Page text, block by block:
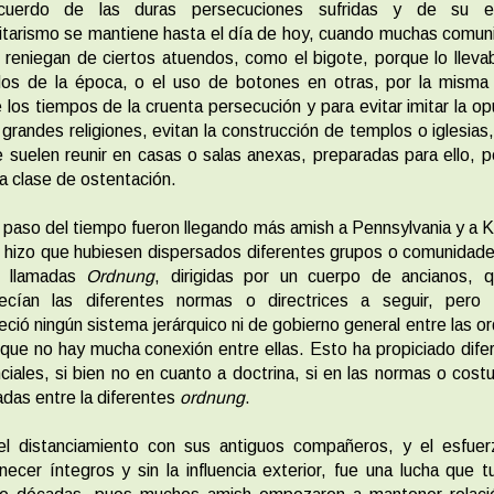
de las duras persecuciones sufridas y de su
se mantiene hasta el día de hoy, cuando muchas
reniegan de ciertos atuendos, como el bigote, porque lo
de la época, o el uso de botones en otras, por la misma
los tiempos de la cruenta persecución y para evitar imitar la
religiones, evitan la construcción de templos o
suelen reunir en casas o salas anexas, preparadas para ello,
clase de ostentación.
del tiempo fueron llegando más amish a Pennsylvania y a
que hubiesen dispersados diferentes grupos o
llamadas
Ordnung, dirigidas por un cuerpo de ancianos,
las diferentes normas o directrices a seguir, pero
ningún sistema jerárquico ni de gobierno general entre las
no hay mucha conexión entre ellas. Esto ha propiciado
si bien no en cuanto a doctrina, si en las normas o
entre la diferentes ordnung.
distanciamiento con sus antiguos compañeros, y el
íntegros y sin la influencia exterior, fue una lucha que